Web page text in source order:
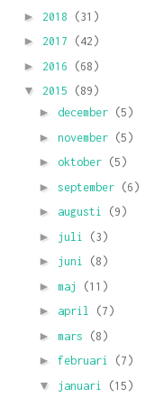
► 2018 (31)
► 2017 (42)
► 2016 (68)
▼ 2015 (89)
► december (5)
► november (5)
► oktober (5)
► september (6)
► augusti (9)
► juli (3)
► juni (8)
► maj (11)
► april (7)
► mars (8)
► februari (7)
▼ januari
(15)